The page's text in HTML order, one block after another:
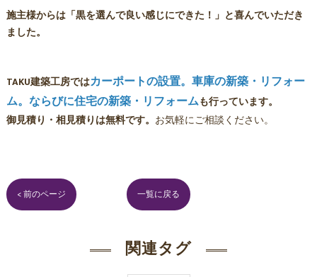
施主様からは「黒を選んで良い感じにできた！」と喜んでいただき
ました。
TAKU建築工房ではカーポートの設置。車庫の新築・リフォー
ム。ならびに住宅の新築・リフォームも行っています。
御見積り・相見積りは無料です。 お気軽にご相談ください。
< 前のページ 一覧に戻る
関連タグ